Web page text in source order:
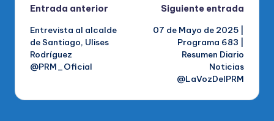
Navegación
de
entradas
Entrada anterior
Entrevista al alcalde
de Santiago, Ulises
Rodríguez
@PRM_Oficial
Siguiente entrada
07 de Mayo de 2025 |
Programa 683 |
Resumen Diario
Noticias
@LaVozDelPRM